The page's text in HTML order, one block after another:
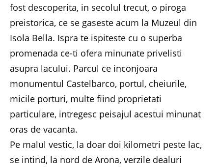
fost descoperita, in secolul trecut, o piroga
preistorica, ce se gaseste acum la Muzeul din
Isola Bella. Ispra te ispiteste cu o superba
promenada ce-ti ofera minunate privelisti
asupra lacului. Parcul ce inconjoara
monumentul Castelbarco, portul, cheiurile,
micile porturi, multe fiind proprietati
particulare, intregesc peisajul acestui minunat
oras de vacanta.
Pe malul vestic, la doar doi kilometri peste lac,
se intind, la nord de Arona, verzile dealuri